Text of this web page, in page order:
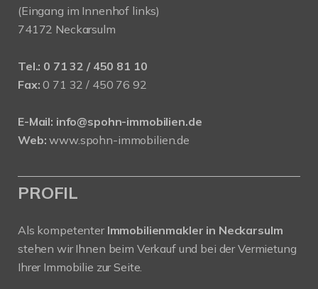
(Eingang im Innenhof links)
74172 Neckarsulm
Tel.: 0 71 32 / 450 81 10
Fax: 0 71 32 / 450 76 92
E-Mail: info@spohn-immobilien.de
Web: www.spohn-immobilien.de
PROFIL
Als kompetenter Immobilienmakler in Neckarsulm
stehen wir Ihnen beim Verkauf und bei der Vermietung
Ihrer Immobilie zur Seite.